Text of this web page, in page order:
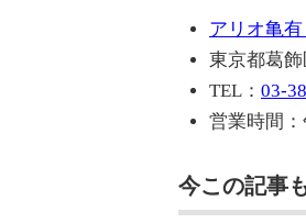
アリオ亀
東京都葛
TEL： 03-
営業時間：
今この記事